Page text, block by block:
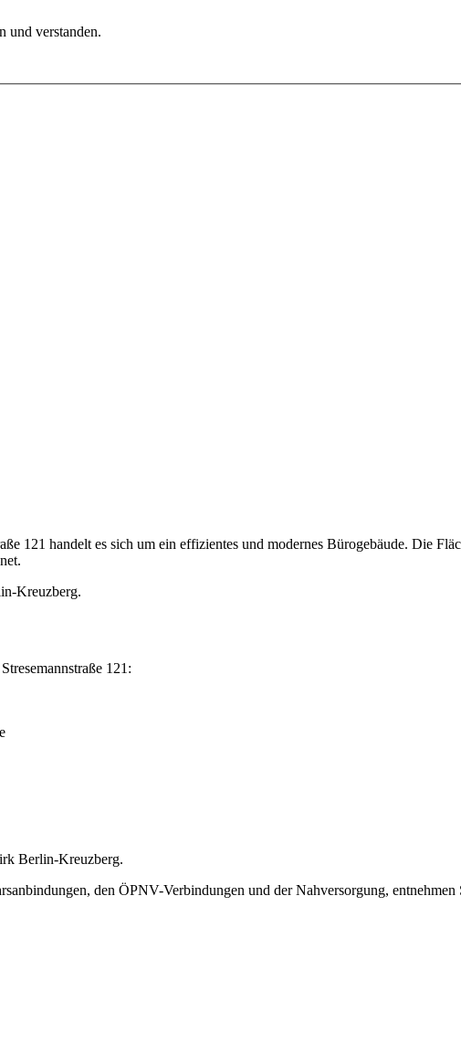
und verstanden.
121 handelt es sich um ein effizientes und modernes Bürogebäude. Die
Kreuzberg.
121:
Berlin-Kreuzberg.
den ÖPNV-Verbindungen und der Nahversorgung, entnehmen